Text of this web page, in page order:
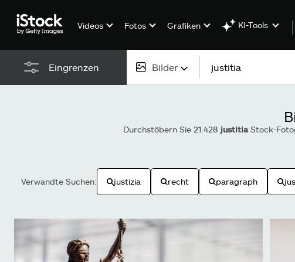
Videos Fotos Grafiken KI-Tools
Eingrenzen Bilder
Grafiken
Vektoren
Videos
Durchstöbern Sie 21.428 justitiaStock-
Verwandte Suchen: justizia recht paragraph